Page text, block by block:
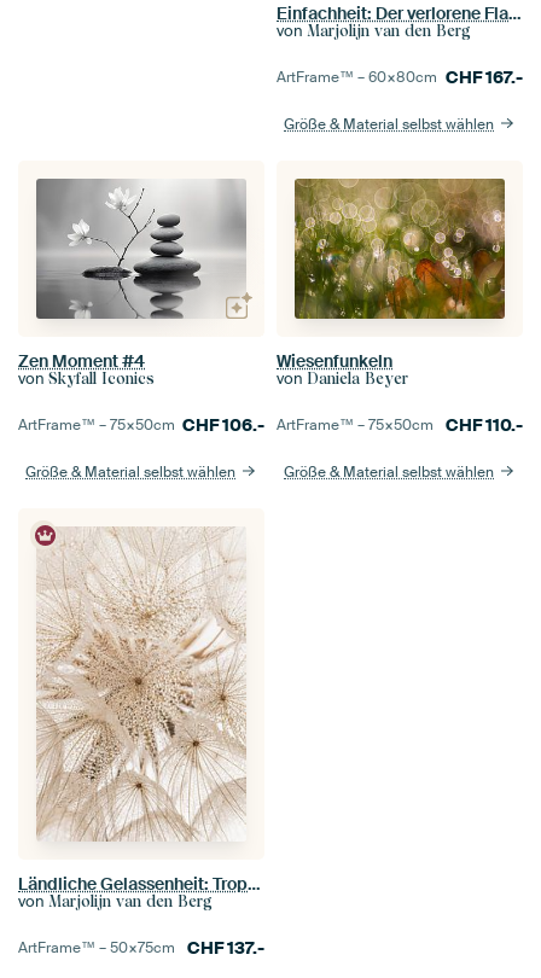
Einfachheit: Der verlorene Flaum
von Marjolijn van den Berg
ArtFrame™ –60×80cm CHF167.-
Größe & Material selbst wählen
Zen Moment #4
von Skyfall Iconics
ArtFrame™ –75×50cm CHF106.-
Größe & Material selbst wählen
Wiesenfunkeln
von Daniela Beyer
ArtFrame™ –75×50cm CHF110.-
Größe & Material selbst wählen
Ländliche Gelassenheit: Tropfen auf einem Flusenball
von Marjolijn van den Berg
ArtFrame™ –50×75cm CHF137.-